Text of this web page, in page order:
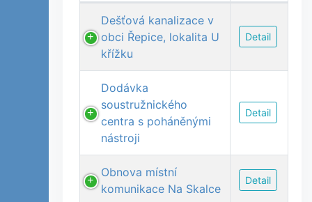
Dešťová kanalizace v
obci Řepice, lokalita U
křížku
Detail
Dodávka
soustružnického
centra s poháněnými
nástroji
Detail
Obnova místní
komunikace Na Skalce
Detail